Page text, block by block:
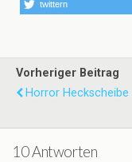
twittern
Vorheriger Beitrag
Horror Heckscheibe
10 Antworten